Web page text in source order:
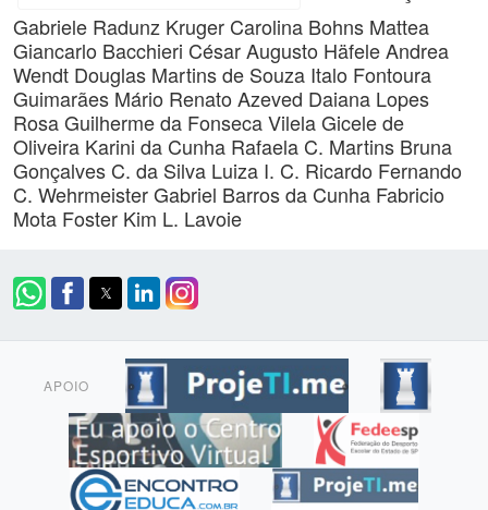
Gabriele Radunz Kruger Carolina Bohns Mattea
Giancarlo Bacchieri César Augusto HäfeleAndrea
Wendt Douglas Martins de Souza Italo Fontoura
Guimarães Mário Renato Azeved Daiana Lopes
RosaGuilherme da Fonseca VilelaGicele de
Oliveira Karini da Cunha Rafaela C. Martins Bruna
Gonçalves C. da Silva Luiza I. C. Ricardo Fernando
C. WehrmeisterGabriel Barros da Cunha Fabricio
Mota Foster Kim L. Lavoie
APOIO